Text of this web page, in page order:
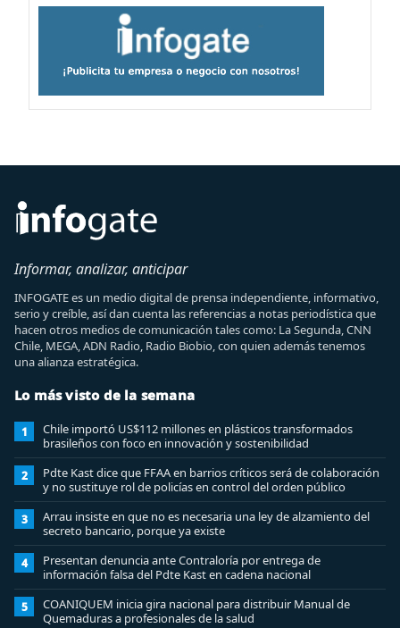
Informar, analizar, anticipar
INFOGATE es un medio digital de prensa independiente, informativo,
serio y creíble, así dan cuenta las referencias a notas periodística que
hacen otros medios de comunicación tales como: La Segunda, CNN
Chile, MEGA, ADN Radio, Radio Biobio, con quien además tenemos
una alianza estratégica.
Lo más visto de la semana
1
Chile importó US$112 millones en plásticos transformados
brasileños con foco en innovación y sostenibilidad
2
Pdte Kast dice que FFAA en barrios críticos será de colaboración
y no sustituye rol de policías en control del orden público
3
Arrau insiste en que no es necesaria una ley de alzamiento del
secreto bancario, porque ya existe
4
Presentan denuncia ante Contraloría por entrega de
información falsa del Pdte Kast en cadena nacional
5
COANIQUEM inicia gira nacional para distribuir Manual de
Quemaduras a profesionales de la salud